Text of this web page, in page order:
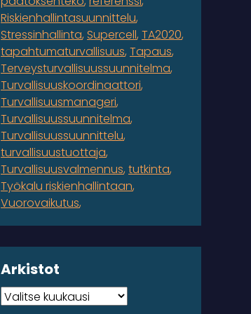
Riskienhallintasuunnittelu
Stressinhallinta Supercell TA2020
tapahtumaturvallisuus Tapaus
Terveysturvallisuussuunnitelma
Turvallisuuskoordinaattori
Turvallisuusmanageri
Turvallisuussuunnitelma
Turvallisuussuunnittelu
turvallisuustuottaja
Turvallisuusvalmennus tutkinta
Työkalu riskienhallintaan
Vuorovaikutus
Arkistot
Arkistot